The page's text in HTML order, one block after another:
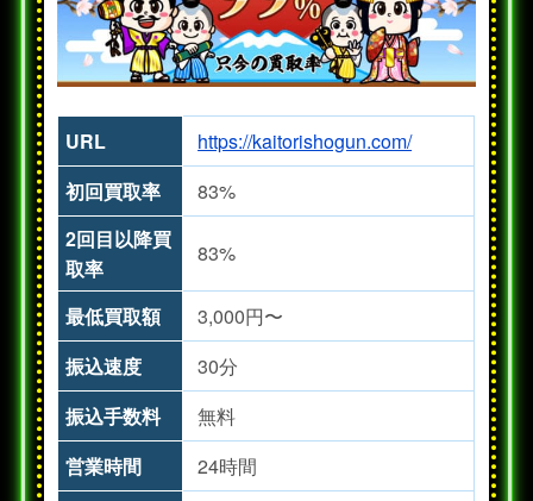
URL
https://kaitorishogun.com/
初回買取率
83%
2回目以降買
取率
83%
最低買取額
3,000円〜
振込速度
30分
振込手数料
無料
営業時間
24時間